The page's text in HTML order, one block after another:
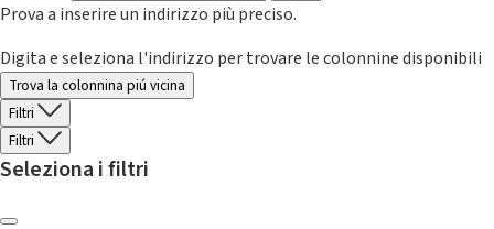
Prova a inserire un indirizzo più preciso.
Digita e seleziona l'indirizzo per trovare le colonnine disponibili
Trova la colonnina piú vicina
Filtri
Filtri
Seleziona i filtri